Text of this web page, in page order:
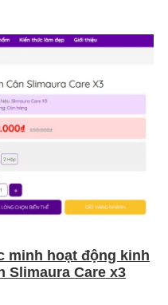
minh hoạt động kinh
Slimaura Care x3